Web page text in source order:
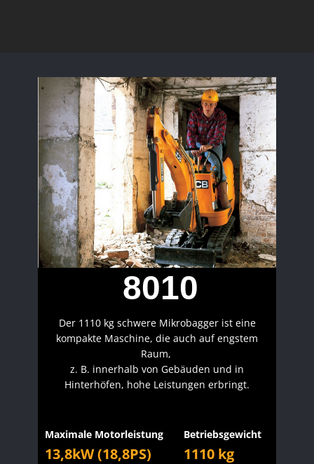
8010
Der 1110 kg schwere Mikrobagger ist eine
kompakte Maschine, die auch auf engstem
Raum,
z. B. innerhalb von Gebäuden und in
Hinterhöfen, hohe Leistungen erbringt.
Maximale Motorleistung
13,8kW (18,8PS)
Betriebsgewicht
1110 kg